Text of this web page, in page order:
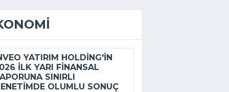
YATIRIM HOLDING'IN
ILK YARI FINANSAL
SINIRLI
OLUMLU SONUÇ